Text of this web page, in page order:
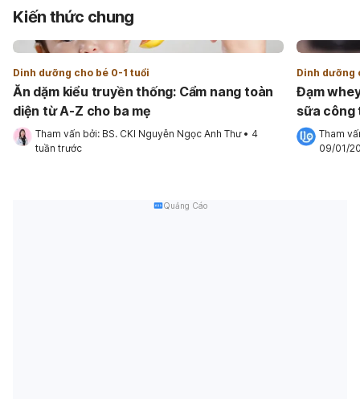
Kiến thức chung
Dinh dưỡng cho bé 0-1 tuổi
Ăn dặm kiểu truyền thống: Cẩm nang toàn
diện từ A-Z cho ba mẹ
Tham vấn bởi: BS. CKI Nguyễn Ngọc Anh Thư • 4
tuần trước
Dinh dưỡng
Đạm
sữa công
Tham
09/01/
Quảng Cáo